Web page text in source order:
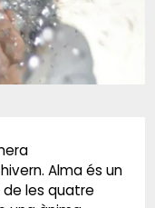
Alma és un
les quatre